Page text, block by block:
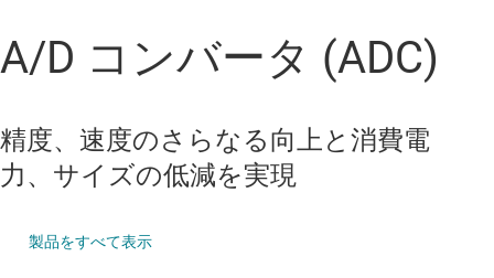
A/D コンバータ (ADC)
精度、速度のさらなる向上と消費電
力、サイズの低減を実現
製品をすべて表示